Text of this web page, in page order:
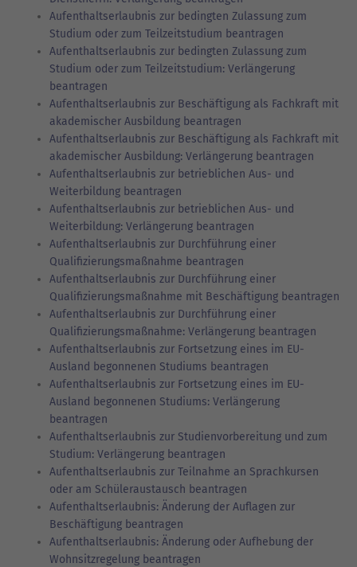
Aufenthaltserlaubnis zur bedingten Zulassung zum
Studium oder zum Teilzeitstudium beantragen
Aufenthaltserlaubnis zur bedingten Zulassung zum
Studium oder zum Teilzeitstudium: Verlängerung
beantragen
Aufenthaltserlaubnis zur Beschäftigung als Fachkraft mit
akademischer Ausbildung beantragen
Aufenthaltserlaubnis zur Beschäftigung als Fachkraft mit
akademischer Ausbildung: Verlängerung beantragen
Aufenthaltserlaubnis zur betrieblichen Aus- und
Weiterbildung beantragen
Aufenthaltserlaubnis zur betrieblichen Aus- und
Weiterbildung: Verlängerung beantragen
Aufenthaltserlaubnis zur Durchführung einer
Qualifizierungsmaßnahme beantragen
Aufenthaltserlaubnis zur Durchführung einer
Qualifizierungsmaßnahme mit Beschäftigung beantragen
Aufenthaltserlaubnis zur Durchführung einer
Qualifizierungsmaßnahme: Verlängerung beantragen
Aufenthaltserlaubnis zur Fortsetzung eines im EU-
Ausland begonnenen Studiums beantragen
Aufenthaltserlaubnis zur Fortsetzung eines im EU-
Ausland begonnenen Studiums: Verlängerung
beantragen
Aufenthaltserlaubnis zur Studienvorbereitung und zum
Studium: Verlängerung beantragen
Aufenthaltserlaubnis zur Teilnahme an Sprachkursen
oder am Schüleraustausch beantragen
Aufenthaltserlaubnis: Änderung der Auflagen zur
Beschäftigung beantragen
Aufenthaltserlaubnis: Änderung oder Aufhebung der
Wohnsitzregelung beantragen